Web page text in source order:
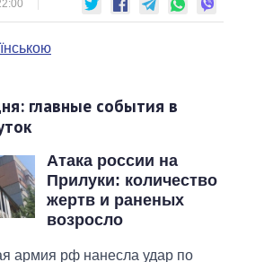
ПОЛИТИКОВ
главные события в
Атака россии на
Прилуки: количество
жертв и раненых
возросло
армия рф нанесла удар по